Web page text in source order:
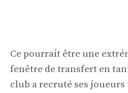
Ce pourrait être une
fenêtre de transfert en
club a recruté ses joueurs